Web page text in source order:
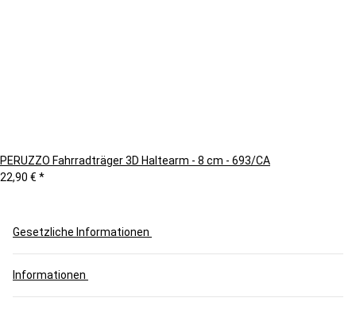
PERUZZO Fahrradträger 3D Haltearm - 8 cm - 693/CA
22,90 € *
Gesetzliche Informationen
Informationen